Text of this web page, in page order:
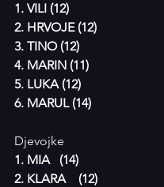
1. VILI (12)
2. HRVOJE (12)
3. TINO (12)
4. MARIN (11)
5. LUKA (12)
6. MARUL (14)
Djevojke
1. MIA   (14)
2. KLARA    (12)